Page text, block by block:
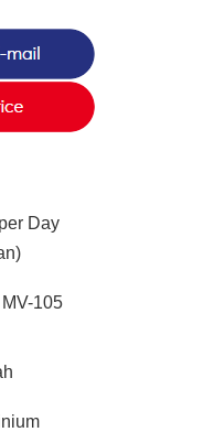
Day
105